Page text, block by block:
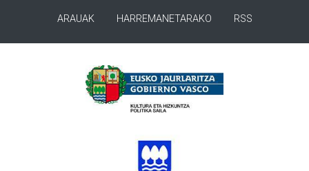
ARAUAK HARREMANETARAKO RSS